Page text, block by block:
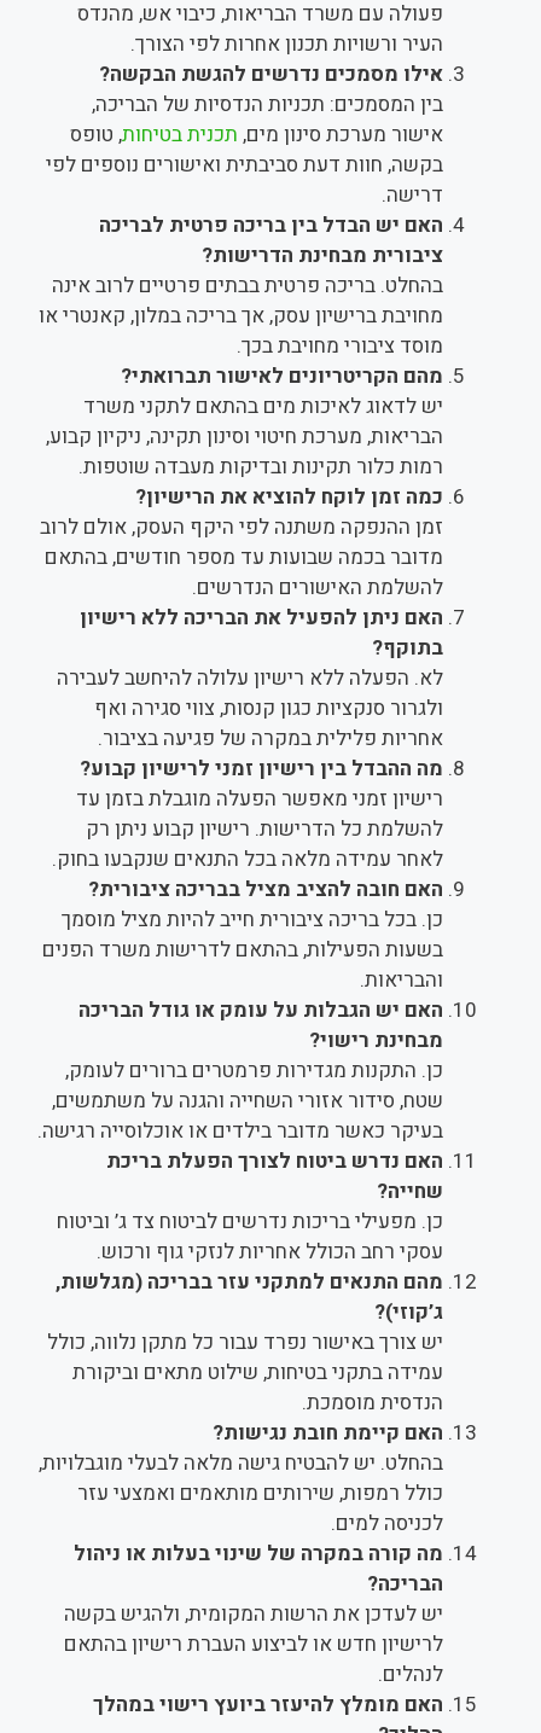
פעולה עם משרד הבריאות, כיבוי אש, מהנדס
העיר ורשויות תכנון אחרות לפי הצורך.
אילו מסמכים נדרשים להגשת הבקשה?
בין המסמכים: תכניות הנדסיות של הבריכה,
אישור מערכת סינון מים, תכנית בטיחות, טופס
בקשה, חוות דעת סביבתית ואישורים נוספים לפי
דרישה.
האם יש הבדל בין בריכה פרטית לבריכה
ציבורית מבחינת הדרישות?
בהחלט. בריכה פרטית בבתים פרטיים לרוב אינה
מחויבת ברישיון עסק, אך בריכה במלון, קאנטרי או
מוסד ציבורי מחויבת בכך.
מהם הקריטריונים לאישור תברואתי?
יש לדאוג לאיכות מים בהתאם לתקני משרד
הבריאות, מערכת חיטוי וסינון תקינה, ניקיון קבוע,
רמות כלור תקינות ובדיקות מעבדה שוטפות.
כמה זמן לוקח להוציא את הרישיון?
זמן ההנפקה משתנה לפי היקף העסק, אולם לרוב
מדובר בכמה שבועות עד מספר חודשים, בהתאם
להשלמת האישורים הנדרשים.
האם ניתן להפעיל את הבריכה ללא רישיון
בתוקף?
לא. הפעלה ללא רישיון עלולה להיחשב לעבירה
ולגרור סנקציות כגון קנסות, צווי סגירה ואף
אחריות פלילית במקרה של פגיעה בציבור.
מה ההבדל בין רישיון זמני לרישיון קבוע?
רישיון זמני מאפשר הפעלה מוגבלת בזמן עד
להשלמת כל הדרישות. רישיון קבוע ניתן רק
לאחר עמידה מלאה בכל התנאים שנקבעו בחוק.
האם חובה להציב מציל בבריכה ציבורית?
כן. בכל בריכה ציבורית חייב להיות מציל מוסמך
בשעות הפעילות, בהתאם לדרישות משרד הפנים
והבריאות.
האם יש הגבלות על עומק או גודל הבריכה
מבחינת רישוי?
כן. התקנות מגדירות פרמטרים ברורים לעומק,
שטח, סידור אזורי השחייה והגנה על משתמשים,
בעיקר כאשר מדובר בילדים או אוכלוסייה רגישה.
האם נדרש ביטוח לצורך הפעלת בריכת
שחייה?
כן. מפעילי בריכות נדרשים לביטוח צד ג’ וביטוח
עסקי רחב הכולל אחריות לנזקי גוף ורכוש.
מהם התנאים למתקני עזר בבריכה (מגלשות,
ג’קוזי)?
יש צורך באישור נפרד עבור כל מתקן נלווה, כולל
עמידה בתקני בטיחות, שילוט מתאים וביקורת
הנדסית מוסמכת.
האם קיימת חובת נגישות?
בהחלט. יש להבטיח גישה מלאה לבעלי מוגבלויות,
כולל רמפות, שירותים מותאמים ואמצעי עזר
לכניסה למים.
מה קורה במקרה של שינוי בעלות או ניהול
הבריכה?
יש לעדכן את הרשות המקומית, ולהגיש בקשה
לרישיון חדש או לביצוע העברת רישיון בהתאם
לנהלים.
האם מומלץ להיעזר ביועץ רישוי במהלך